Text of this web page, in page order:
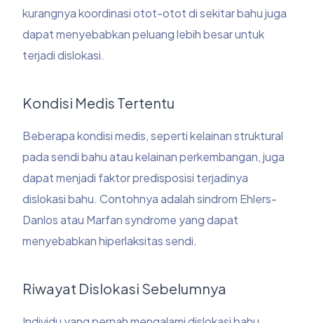
kurangnya koordinasi otot-otot di sekitar bahu juga
dapat menyebabkan peluang lebih besar untuk
terjadi dislokasi.
Kondisi Medis Tertentu
Beberapa kondisi medis, seperti kelainan struktural
pada sendi bahu atau kelainan perkembangan, juga
dapat menjadi faktor predisposisi terjadinya
dislokasi bahu. Contohnya adalah sindrom Ehlers-
Danlos atau Marfan syndrome yang dapat
menyebabkan hiperlaksitas sendi.
Riwayat Dislokasi Sebelumnya